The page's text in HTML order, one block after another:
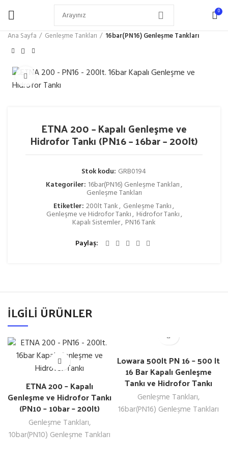
0
Ana Sayfa Genleşme Tankları 16bar(PN16) Genleşme Tankları
Büyütmek için tıklayın
ETNA 200 – Kapalı Genleşme ve
Hidrofor Tankı (PN16 – 16bar – 200lt)
Stok kodu: GRB0194
Kategoriler: 16bar(PN16) Genleşme Tankları,
Genleşme Tankları
Etiketler: 200lt Tank, Genleşme Tankı,
Genleşme ve Hidrofor Tankı, Hidrofor Tankı,
Kapalı Sistemler, PN16 Tank
Paylaş
İLGILI ÜRÜNLER
ETNA 200 – Kapalı
Genleşme ve Hidrofor Tankı
(PN10 – 10bar – 200lt)
Genleşme Tankları,
10bar(PN10) Genleşme Tankları
Lowara 500lt PN 16 – 500 lt
16 Bar Kapalı Genleşme
Tankı ve Hidrofor Tankı
Genleşme Tankları,
16bar(PN16) Genleşme Tankları